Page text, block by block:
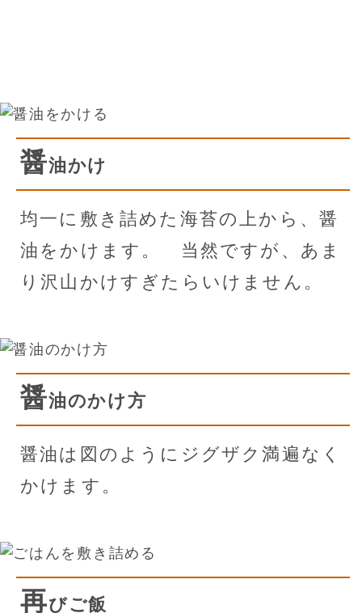
醤油かけ
均一に敷き詰めた海苔の上から、醤
油をかけます。 当然ですが、あま
り沢山かけすぎたらいけません。
醤油のかけ方
醤油は図のようにジグザク満遍なく
かけます。
再びご飯